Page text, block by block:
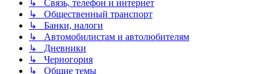
↳ Связь, телефон и интернет
↳ Общественный транспорт
↳ Банки, налоги
↳ Автомобилистам и автолюбителям
↳ Дневники
↳ Черногория
↳ Общие темы